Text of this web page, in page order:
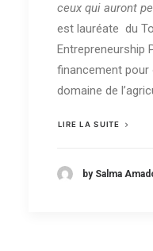
ceux qui auront
est lauréate du
Entrepreneurship
financement pour
domaine de
LIRE LA SUITE
by Salma